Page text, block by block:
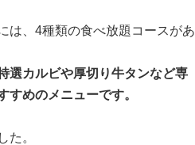
は、4種類の食べ放題コースがあ
選カルビや厚切り牛タンなど専
めのメニューです。
た。